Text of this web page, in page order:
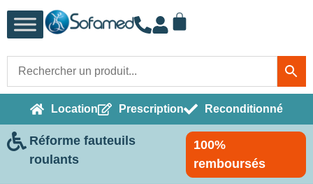
Location Prescription Reconditionné
Réforme fauteuils
roulants
100%
remboursés